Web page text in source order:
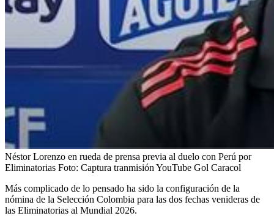
Néstor Lorenzo en rueda de prensa previa al duelo con Perú por
Eliminatorias Foto: Captura tranmisión YouTube Gol Caracol
Más complicado de lo pensado ha sido la configuración de la
nómina de la Selección Colombia para las dos fechas venideras de
las Eliminatorias al Mundial 2026.